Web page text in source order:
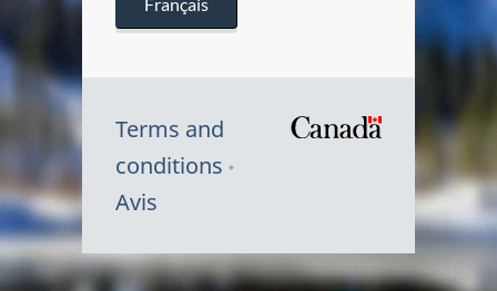
Terms and
conditions
Avis
Symbole
du